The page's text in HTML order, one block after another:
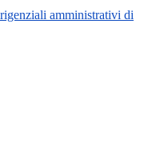
amministrativi di